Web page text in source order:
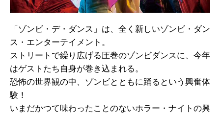
「ゾンビ・デ・ダンス」は、全く新しいゾンビ・ダン
ス・エンターテイメント。
ストリートで繰り広げる圧巻のゾンビダンスに、今年
はゲストたち自身が巻き込まれる。
恐怖の世界観の中、ゾンビとともに踊るという興奮体
験！
いまだかつて味わったことのないホラー・ナイトの興